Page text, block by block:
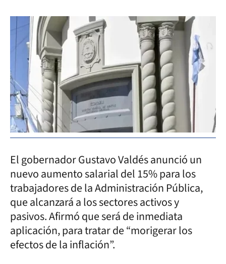
El gobernador Gustavo Valdés anunció un
nuevo aumento salarial del 15% para los
trabajadores de la Administración Pública,
que alcanzará a los sectores activos y
pasivos. Afirmó que será de inmediata
aplicación, para tratar de “morigerar los
efectos de la inflación”.